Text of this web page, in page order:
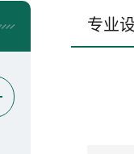
专业